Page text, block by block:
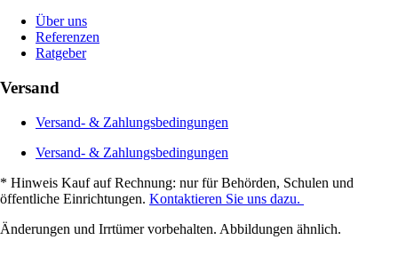
Über uns
Referenzen
Ratgeber
Versand
Versand- & Zahlungsbedingungen
Versand- & Zahlungsbedingungen
* Hinweis Kauf auf Rechnung: nur für Behörden, Schulen und
öffentliche Einrichtungen. Kontaktieren Sie uns dazu.
Änderungen und Irrtümer vorbehalten. Abbildungen ähnlich.